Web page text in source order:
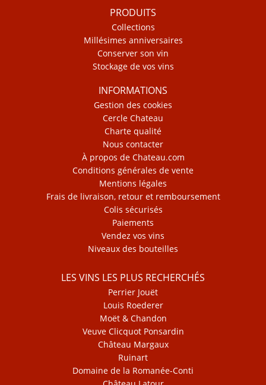
PRODUITS
Collections
Millésimes anniversaires
Conserver son vin
Stockage de vos vins
INFORMATIONS
Gestion des cookies
Cercle Chateau
Charte qualité
Nous contacter
À propos de Chateau.com
Conditions générales de vente
Mentions légales
Frais de livraison, retour et remboursement
Colis sécurisés
Paiements
Vendez vos vins
Niveaux des bouteilles
LES VINS LES PLUS RECHERCHÉS
Perrier Jouët
Louis Roederer
Moët & Chandon
Veuve Clicquot Ponsardin
Château Margaux
Ruinart
Domaine de la Romanée-Conti